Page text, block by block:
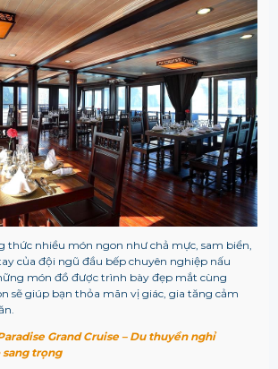
thức nhiều món ngon như chả mực, sam biển,
của đội ngũ đầu bếp chuyên nghiệp nấu
món đồ được trình bày đẹp mắt cùng
sẽ giúp bạn thỏa mãn vị giác, gia tăng cảm
Grand Cruise – Du thuyền nghỉ
sang trọng